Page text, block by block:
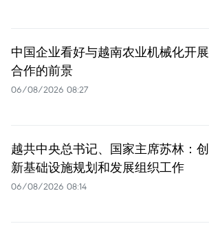
中国企业看好与越南农业机械化开展
合作的前景
06/08/2026 08:27
越共中央总书记、国家主席苏林：创
新基础设施规划和发展组织工作
06/08/2026 08:14